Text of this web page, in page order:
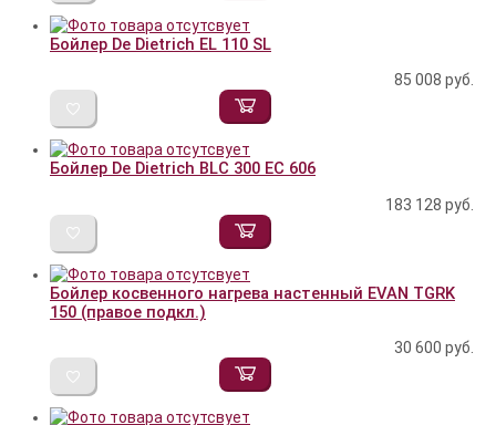
Бойлер De Dietrich EL 110 SL
85 008 руб.
Бойлер De Dietrich BLC 300 EC 606
183 128 руб.
Бойлер косвенного нагрева настенный EVAN TGRK
150 (правое подкл.)
30 600 руб.